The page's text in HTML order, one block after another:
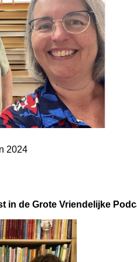
2024
in de Grote Vriendelijke